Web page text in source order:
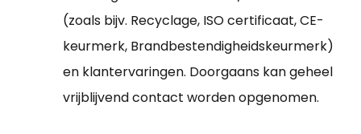
(zoals bijv. Recyclage, ISO certificaat, CE-
keurmerk, Brandbestendigheidskeurmerk)
en klantervaringen. Doorgaans kan geheel
vrijblijvend contact worden opgenomen.